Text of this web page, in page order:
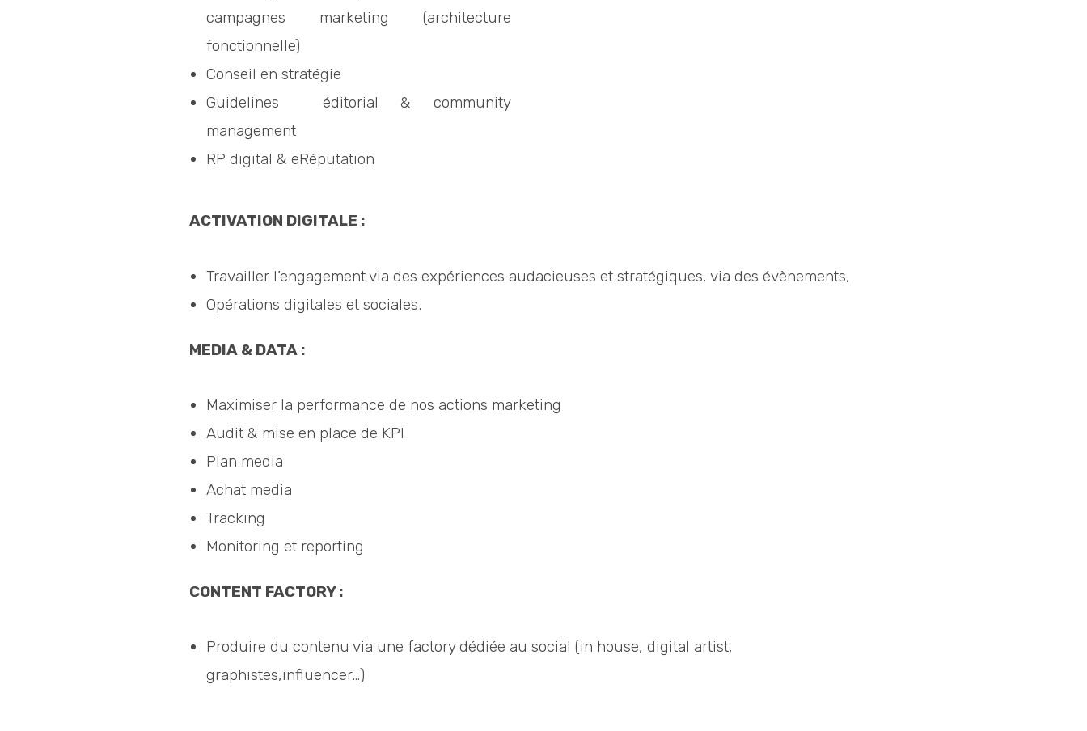
campagnes marketing (architecture
fonctionnelle)
Conseil en stratégie
Guidelines éditorial & community
management
RP digital & eRéputation
ACTIVATION DIGITALE :
Travailler l’engagement via des expériences audacieuses et stratégiques, via des évènements,
Opérations digitales et sociales.
MEDIA & DATA :
Maximiser la performance de nos actions marketing
Audit & mise en place de KPI
Plan media
Achat media
Tracking
Monitoring et reporting
CONTENT FACTORY :
Produire du contenu via une factory dédiée au social (in house, digital artist,
graphistes,influencer…)